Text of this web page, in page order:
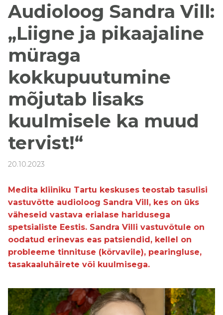
Audioloog Sandra Vill:
„Liigne ja pikaajaline
müraga
kokkupuutumine
mõjutab lisaks
kuulmisele ka muud
tervist!“
20.10.2023
Medita kliiniku Tartu keskuses teostab tasulisi
vastuvõtte audioloog Sandra Vill, kes on üks
väheseid vastava erialase haridusega
spetsialiste Eestis. Sandra Villi vastuvõtule on
oodatud erinevas eas patsiendid, kellel on
probleeme tinnituse (kõrvavile), pearingluse,
tasakaaluhäirete või kuulmisega.